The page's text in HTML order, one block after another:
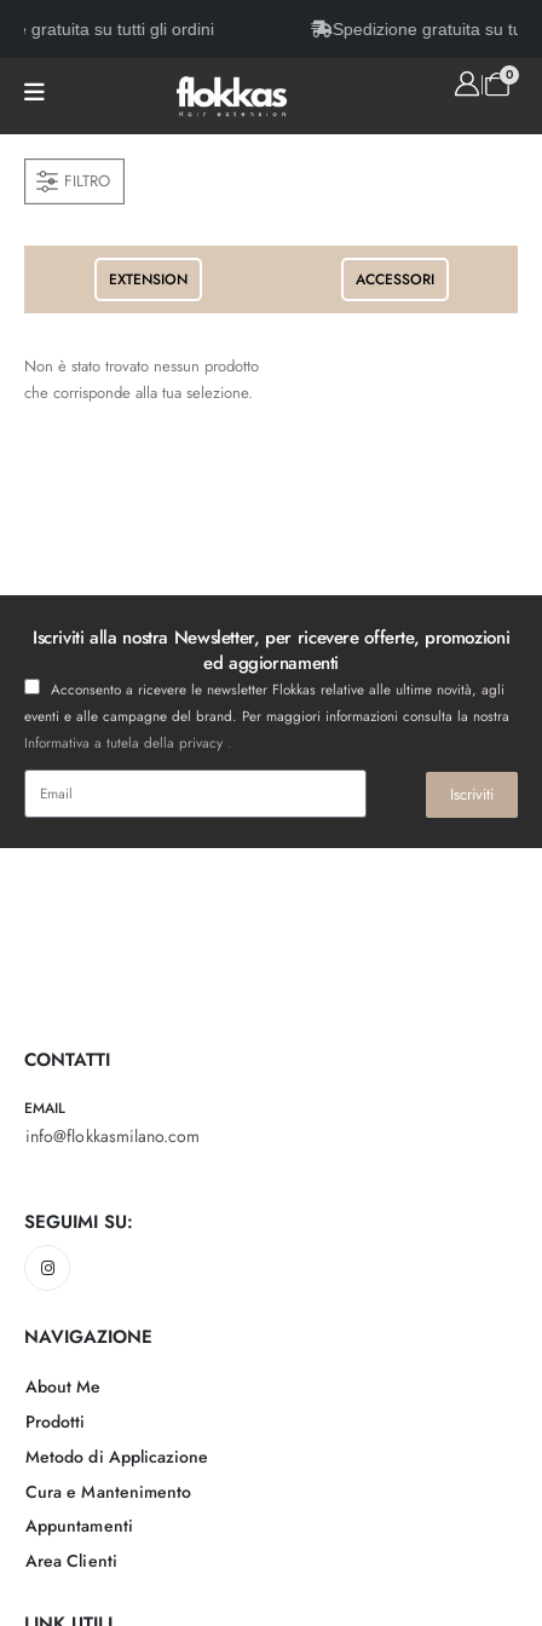
gratuita su tutti gli ordini Spedizione gratuita su tutti
0
FILTRO
EXTENSION ACCESSORI
Non è stato trovato nessun prodotto
che corrisponde alla tua selezione.
Iscriviti alla nostra Newsletter, per ricevere offerte, promozioni
ed aggiornamenti
Acconsento a ricevere le newsletter Flokkas relative alle ultime novità, agli
eventi e alle campagne del brand. Per maggiori informazioni consulta la nostra
Informativa a tutela della privacy .
Iscriviti
CONTATTI
EMAIL
info@flokkasmilano.com
SEGUIMI SU:
NAVIGAZIONE
About Me
Prodotti
Metodo di Applicazione
Cura e Mantenimento
Appuntamenti
Area Clienti